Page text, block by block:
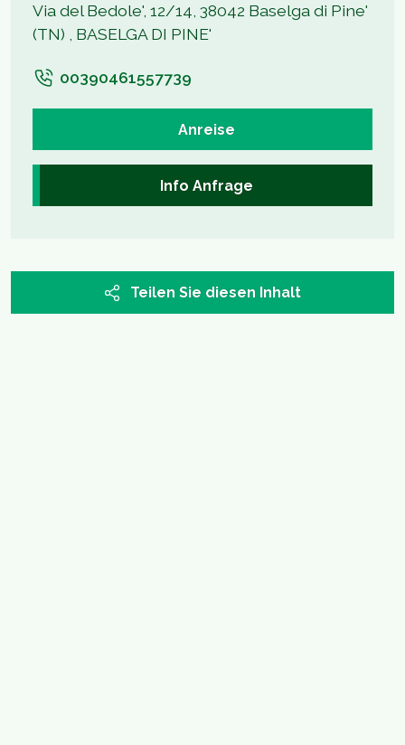
Via del Bedole', 12/14, 38042 Baselga di Pine'
(TN) , BASELGA DI PINE'
00390461557739
Anreise
Info Anfrage
Teilen Sie diesen Inhalt